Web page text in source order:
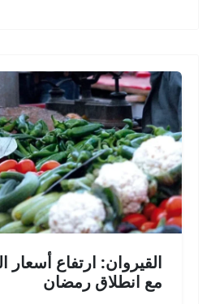
القيروان: ارتفاع أسعار
مع انطلاق رمضان